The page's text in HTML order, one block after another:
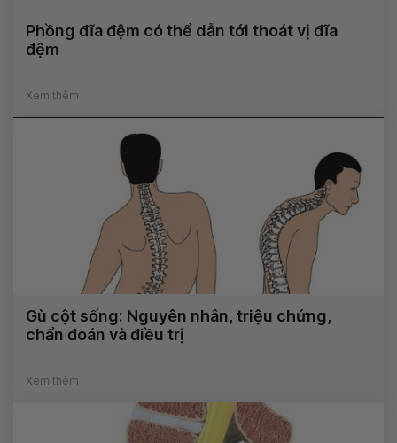
Phồng đĩa đệm có thể dẫn tới thoát vị đĩa
đệm
Xem thêm
Gù cột sống: Nguyên nhân, triệu chứng,
chẩn đoán và điều trị
Xem thêm